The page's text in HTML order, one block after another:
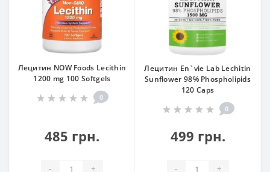
Лецитин NOW Foods Lecithin
1200 mg 100 Softgels
0
485 грн.
- +
Лецитин En`vie Lab Lechitin
Sunflower 98% Phospholipids
120 Caps
0
499 грн.
- +